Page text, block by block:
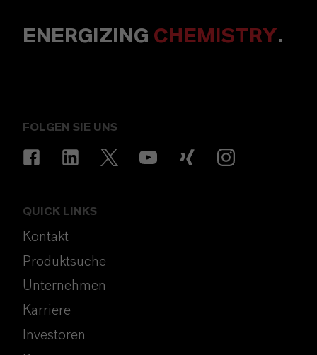
ENERGIZING CHEMISTRY.
FOLGEN SIE UNS
QUICK LINKS
Kontakt
Produktsuche
Unternehmen
Karriere
Investoren